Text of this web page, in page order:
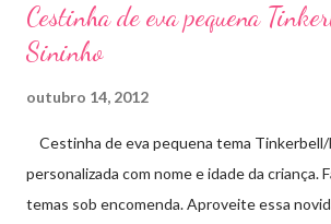
Cestinha de eva pequena
Sininho
outubro 14, 2012
Cestinha de eva pequena tema Tinkerbell/
personalizada com nome e idade da criança.
temas sob encomenda. Aproveite essa